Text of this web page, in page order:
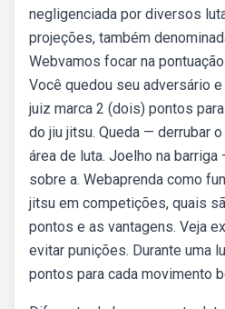
negligenciada por diversos
projeções, também
Webvamos focar na
Você quedou seu adversário
juiz marca 2 (dois) pontos
do jiu jitsu. Queda — derrubar
área de luta. Joelho na
sobre a. Webaprenda como
jitsu em competições, quais
pontos e as vantagens. Veja
evitar punições. Durante uma
pontos para cada movimento